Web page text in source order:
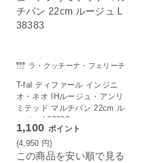
ラ・クッチーナ・フェリーチ
T-fal ティファール インジニ
オ・ネオ IHルージュ・アンリ
ミテッド マルチパン 22cm ル
ージュ L38383
1,100 ポイント
(4,950 円)
この商品を安い順で見る